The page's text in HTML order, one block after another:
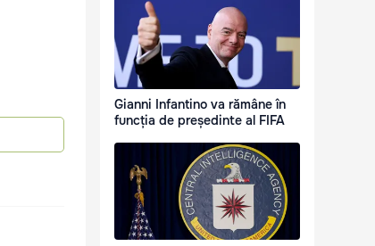
Gianni Infantino va rămâne în
funcția de președinte al FIFA